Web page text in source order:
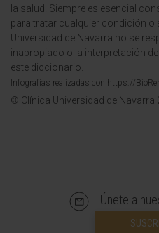
la salud. Siempre es esencial
para tratar cualquier condición o
Universidad de Navarra no se
inapropiado o la interpretación
este diccionario.
Infografías realizadas con https://
© Clínica Universidad de Navarra
¡Únete a